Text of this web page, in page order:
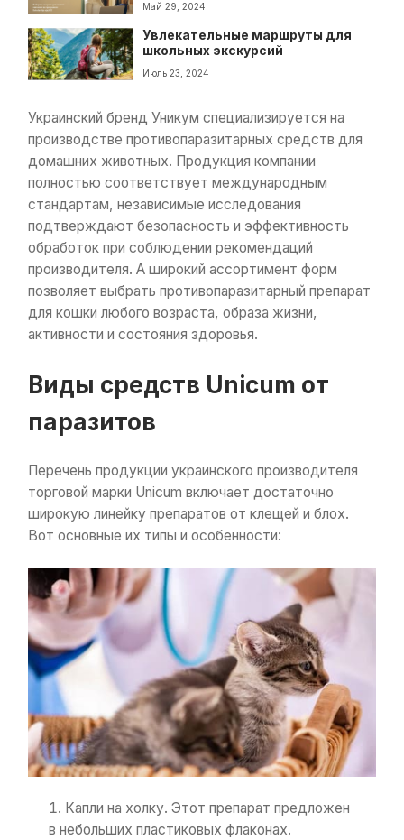
Май 29, 2024
Увлекательные маршруты для
школьных экскурсий
Июль 23, 2024
Украинский бренд Уникум специализируется на
производстве противопаразитарных средств для
домашних животных. Продукция компании
полностью соответствует международным
стандартам, независимые исследования
подтверждают безопасность и эффективность
обработок при соблюдении рекомендаций
производителя. А широкий ассортимент форм
позволяет выбрать противопаразитарный препарат
для кошки любого возраста, образа жизни,
активности и состояния здоровья.
Виды средств Unicum от
паразитов
Перечень продукции украинского производителя
торговой марки Unicum включает достаточно
широкую линейку препаратов от клещей и блох.
Вот основные их типы и особенности:
Капли на холку. Этот препарат предложен
в небольших пластиковых флаконах.